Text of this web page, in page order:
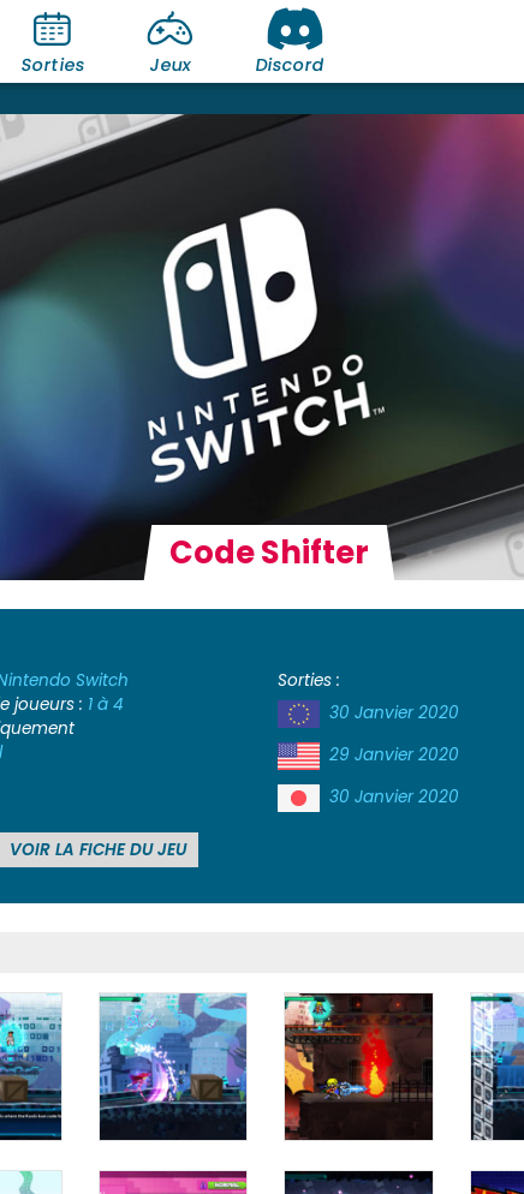
Sorties Jeux Discord
Code Shifter
Switch
joueurs : 1 à 4
Sorties :
30 Janvier 2020
29 Janvier 2020
30 Janvier 2020
VOIR LA FICHE DU JEU